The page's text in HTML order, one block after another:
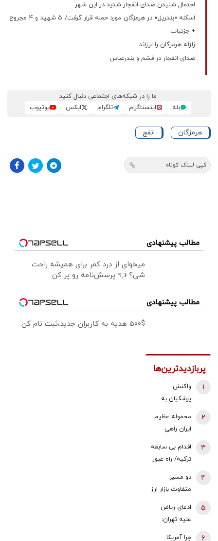
احتمال شنیدن صدای انفجار شدید در این شهر
اسکله «بندرپل» در هرمزگان مورد حمله قرار گرفت/ ۵ شهید و ۴ مجروح
+ جزئیات
زلزله هرمزگان را لرزاند
صدای انفجار در قشم و بندرعباس
ما را در شبکه‌های اجتماعی دنبال کنید
بله
اینستاگرام تلگرام ایکس یوتیوب
هرمزگان انفج
کپی لینک کوتاه
مطالب پیشنهادی
میخوای از درد کمر برای همیشه راحت
شی؟ 👈 پرسش‌نامه رو پر کن
مطالب پیشنهادی
500$ هدیه به کاربران جدید،ثبت نام کن
پربازدیدترین‌ها
واکنش
پزشکیان به
دبیری شعام/
استعفا تایید
شد؟
1
محموله عظیم
ایران راهی
جزئیات
2
اقدام بی سابقه
ترکیه/ راه عبور
3
دو مسیر
متفاوت بازار ارز
یک‌کاناله دلار
در برابر جهش
قیمت طلا |
4
ادعای ریاض
علیه تهران:
5
چرا آمریکا 6